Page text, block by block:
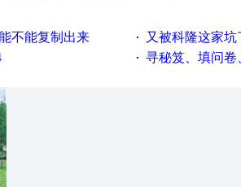
不能复制出来 · 又被科隆这家坑
· 寻秘笈、填问卷